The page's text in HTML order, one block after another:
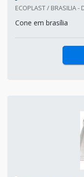
ECOPLAST / BRASILIA -
Cone em brasília